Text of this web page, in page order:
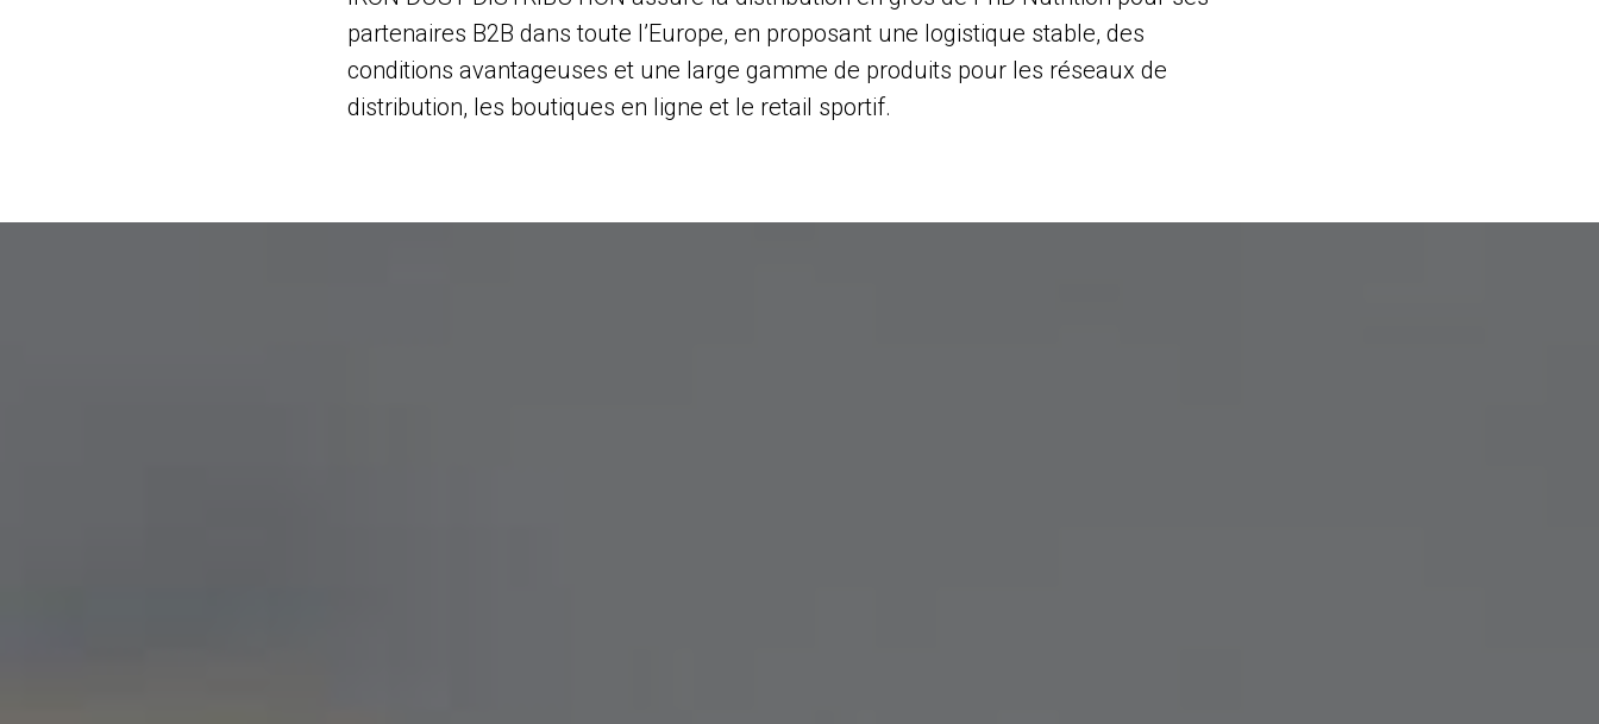
partenaires B2B dans toute l’Europe, en proposant une logistique stable, des
conditions avantageuses et une large gamme de produits pour les réseaux de
distribution, les boutiques en ligne et le retail sportif.